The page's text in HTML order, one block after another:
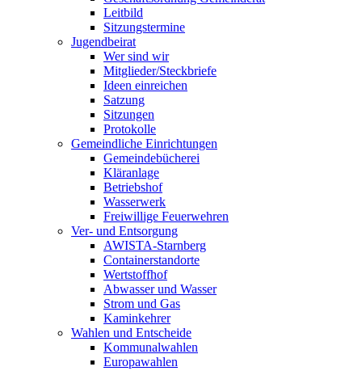
Leitbild
Sitzungstermine
Jugendbeirat
Wer sind wir
Mitglieder/Steckbriefe
Ideen einreichen
Satzung
Sitzungen
Protokolle
Gemeindliche Einrichtungen
Gemeindebücherei
Kläranlage
Betriebshof
Wasserwerk
Freiwillige Feuerwehren
Ver- und Entsorgung
AWISTA-Starnberg
Containerstandorte
Wertstoffhof
Abwasser und Wasser
Strom und Gas
Kaminkehrer
Wahlen und Entscheide
Kommunalwahlen
Europawahlen